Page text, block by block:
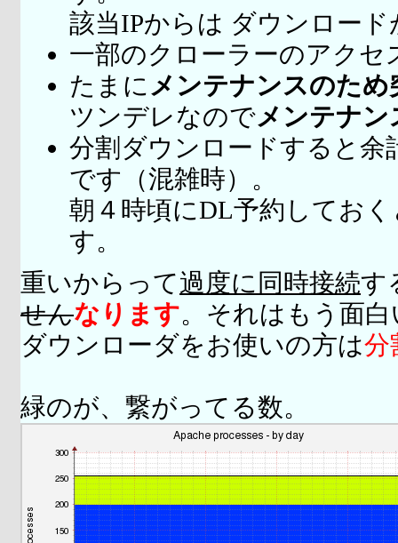
該当IPからは ダウンロー
一部のクローラーのアクセ
たまに メンテナンスのため
ツンデレなのでメンテナ
分割ダウンロードすると余
です（混雑時）。
朝４時頃にDL予約してお
す。
重いからって過度に同時接続す
せんなります。それはもう面
ダウンローダをお使いの方は分
緑のが、繋がってる数。